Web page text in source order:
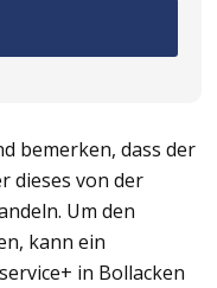
bemerken, dass der
dieses von der
Um den
kann ein
in Bollacken